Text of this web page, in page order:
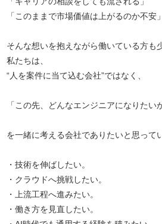
「このままで市場価値は上がるのか不安」
そんな想いを抱えながら働いている方も
私たちは、
“人を案件に当て込む会社”ではなく、
「この先、どんなエンジニアになりたい
を一緒に考える会社でありたいと思って
・技術を伸ばしたい。
・クラウドへ挑戦したい。
・上流工程へ進みたい。
・働き方を見直したい。